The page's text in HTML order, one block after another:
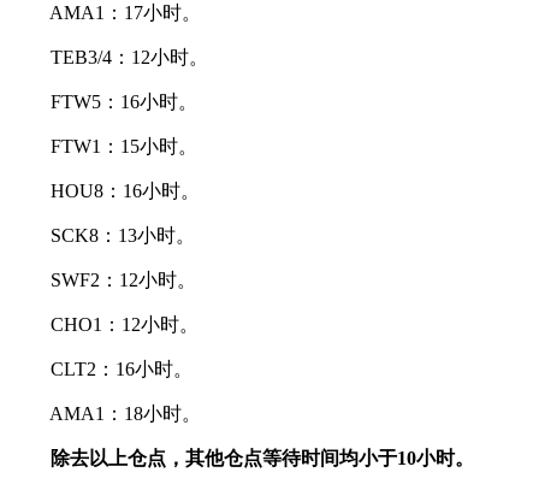
AMA1：17小时。
TEB3/4：12小时。
FTW5：16小时。
FTW1：15小时。
HOU8：16小时。
SCK8：13小时。
SWF2：12小时。
CHO1：12小时。
CLT2：16小时。
AMA1：18小时。
除去以上仓点，其他仓点等待时间均小于10小时。